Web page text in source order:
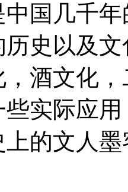
国几千
历史以及
，酒文化
实际应
的文人